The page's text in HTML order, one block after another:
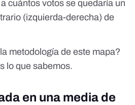
cuántos votos se quedaría un
(izquierda-derecha) de
metodología de este mapa?
lo que sabemos.
en una media de